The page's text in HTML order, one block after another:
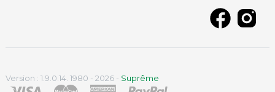
Version : 1.9.0.14. 1980 - 2026 - Suprême